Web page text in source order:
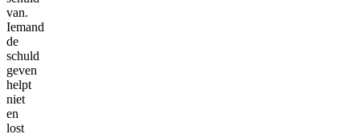
van.
Iemand
de
schuld
geven
helpt
niet
en
lost